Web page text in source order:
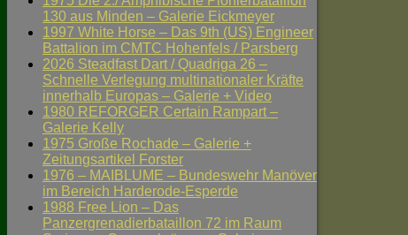
130 aus Minden – Galerie Eickmeyer
1997 White Horse – Das 9th (US) Engineer
Battalion im CMTC Hohenfels / Parsberg
2026 Steadfast Dart / Quadriga 26 –
Schnelle Verlegung multinationaler Kräfte
innerhalb Europas – Galerie + Video
1980 REFORGER Certain Rampart –
Galerie Kelly
1975 Große Rochade – Galerie +
Zeitungsartikel Forster
1976 – MAIBLUME – Bundeswehr Manöver
im Bereich Harderode-Esperde
1988 Free Lion – Das
Panzergrenadierbataillon 72 im Raum